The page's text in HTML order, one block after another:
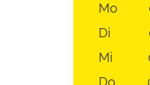
Mo
Di
Mi
Do